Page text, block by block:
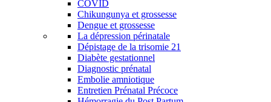
COVID
Chikungunya et grossesse
Dengue et grossesse
La dépression périnatale
Dépistage de la trisomie 21
Diabète gestationnel
Diagnostic prénatal
Embolie amniotique
Entretien Prénatal Précoce